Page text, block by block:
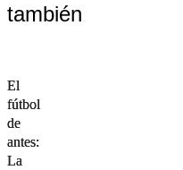
también
El
fútbol
de
antes:
La
El
fútbol
de
antes:
La